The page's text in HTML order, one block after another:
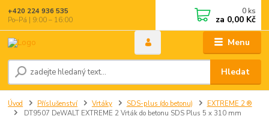
Menu
Hledat
+420 224 936 535
Po–Pá | 9:00 – 16:00
0 ks
za 0,00 Kč
Úvod Příslušenství Vrtáky SDS-plus (do betonu)
EXTREME 2 ®
DT9507 DeWALT EXTREME 2 Vrták do betonu SDS Plus 5 x 310 mm